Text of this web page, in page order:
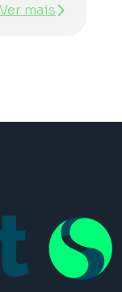
Ver mais